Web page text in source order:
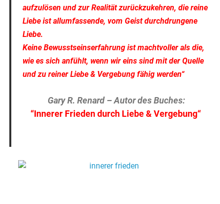
aufzulösen und zur Realität zurückzukehren, die reine
Liebe ist allumfassende, vom Geist durchdrungene
Liebe.
Keine Bewusstseinserfahrung ist machtvoller als die,
wie es sich anfühlt, wenn wir eins sind mit der Quelle
und zu reiner Liebe & Vergebung fähig werden“
Gary R. Renard – Autor des Buches:
“Innerer Frieden durch Liebe & Vergebung“